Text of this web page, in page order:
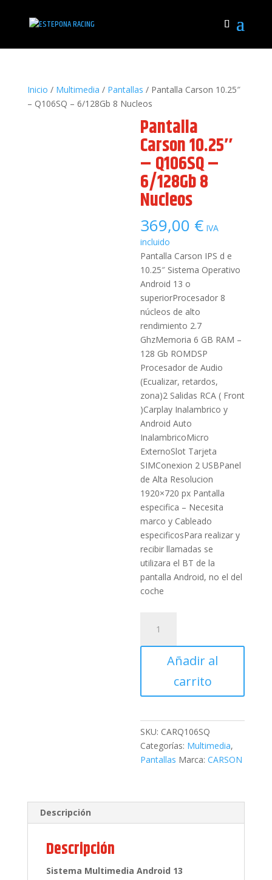
Inicio / Multimedia / Pantallas / Pantalla Carson 10.25″
– Q106SQ – 6/128Gb 8 Nucleos
Pantalla
Carson 10.25″
– Q106SQ –
6/128Gb 8
Nucleos
369,00 € IVA
incluido
Pantalla Carson IPS d e
10.25″ Sistema Operativo
Android 13 o
superiorProcesador 8
núcleos de alto
rendimiento 2.7
GhzMemoria 6 GB RAM –
128 Gb ROMDSP
Procesador de Audio
(Ecualizar, retardos,
zona)2 Salidas RCA ( Front
)Carplay Inalambrico y
Android Auto
InalambricoMicro
ExternoSlot Tarjeta
SIMConexion 2 USBPanel
de Alta Resolucion
1920×720 px Pantalla
especifica – Necesita
marco y Cableado
especificosPara realizar y
recibir llamadas se
utilizara el BT de la
pantalla Android, no el del
coche
Carson
10.25"
Nucleos
cantidad
Añadir al
carrito
SKU: CARQ106SQ
Categorías: Multimedia,
Pantallas Marca:CARSON
Descripción
Descripción
Sistema Multimedia Android 13